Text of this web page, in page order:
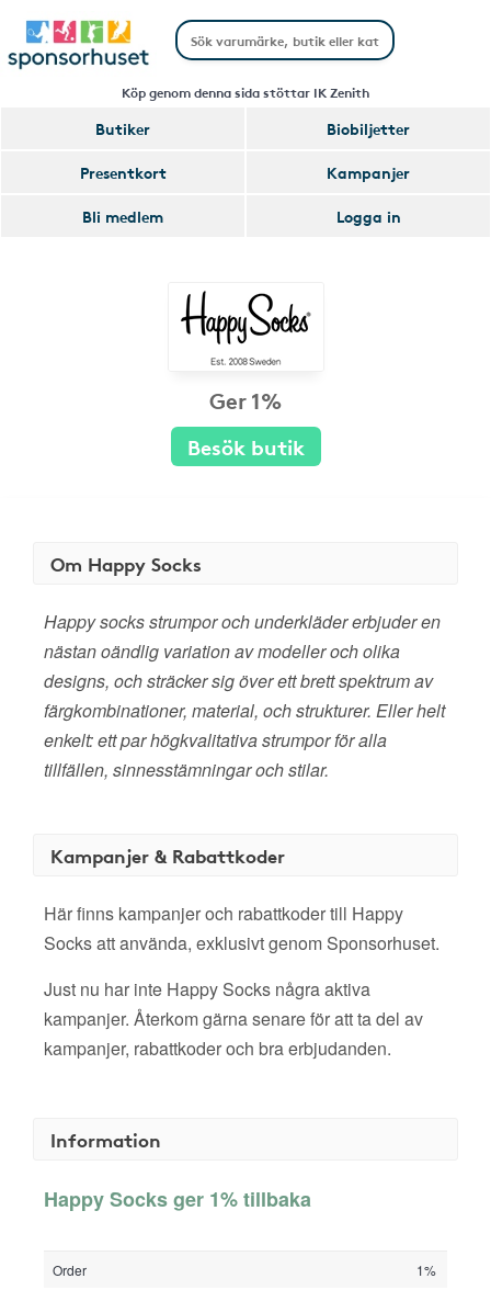
Köp genom denna sida stöttar IK Zenith
Butiker
Biobiljetter
Presentkort
Kampanjer
Bli medlem
Logga in
Ger 1%
Besök butik
Om Happy Socks
Happy socks strumpor och underkläder erbjuder en
nästan oändlig variation av modeller och olika
designs, och sträcker sig över ett brett spektrum av
färgkombinationer, material, och strukturer. Eller helt
enkelt: ett par högkvalitativa strumpor för alla
tillfällen, sinnesstämningar och stilar.
Kampanjer & Rabattkoder
Här finns kampanjer och rabattkoder till Happy
Socks att använda, exklusivt genom Sponsorhuset.
Just nu har inte Happy Socks några aktiva
kampanjer. Återkom gärna senare för att ta del av
kampanjer, rabattkoder och bra erbjudanden.
Information
Happy Socks ger 1% tillbaka
Order 1%